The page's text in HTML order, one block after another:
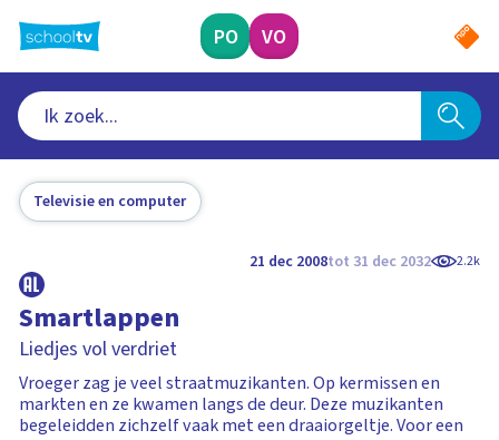
naar
hoofdinhoud
PO VO
Televisie en computer
21 dec 2008tot 31 dec 2032 2.2k
Smartlappen
Liedjes vol verdriet
Vroeger zag je veel straatmuzikanten. Op kermissen en
markten en ze kwamen langs de deur. Deze muzikanten
begeleidden zichzelf vaak met een draaiorgeltje. Voor een